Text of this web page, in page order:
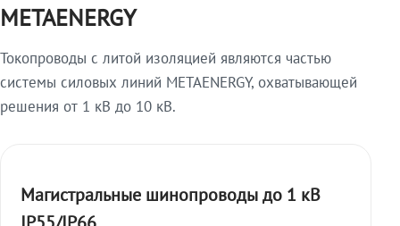
METAENERGY
Токопроводы с литой изоляцией являются частью
системы силовых линий METAENERGY, охватывающей
решения от 1 кВ до 10 кВ.
Магистральные шинопроводы до 1 кВ